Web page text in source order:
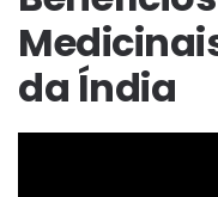
da Índia